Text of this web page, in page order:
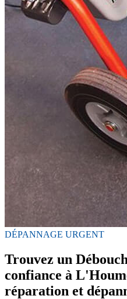
DÉPANNAGE URGENT
Trouvez un
confiance à
réparation et